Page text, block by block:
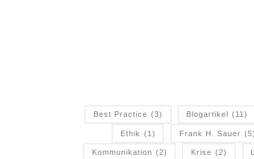
Best Practice (3) Blogartikel (11)
Ethik (1) Frank H. Sauer (5)
Kommunikation (2) Krise (2)